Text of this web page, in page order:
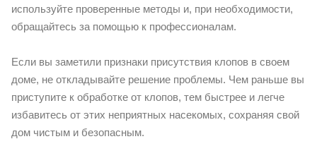
используйте проверенные методы и, при необходимости,
обращайтесь за помощью к профессионалам.
Если вы заметили признаки присутствия клопов в своем
доме, не откладывайте решение проблемы. Чем раньше вы
приступите к обработке от клопов, тем быстрее и легче
избавитесь от этих неприятных насекомых, сохраняя свой
дом чистым и безопасным.